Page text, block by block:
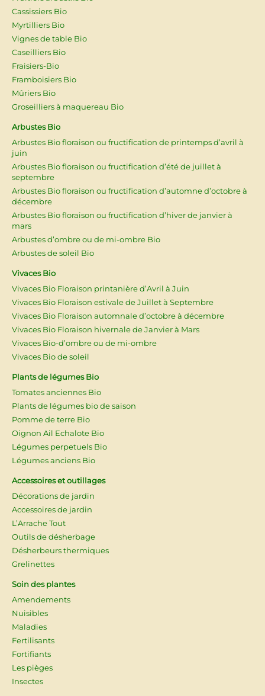
Cassissiers Bio
Myrtilliers Bio
Vignes de table Bio
Caseilliers Bio
Fraisiers-Bio
Framboisiers Bio
Mûriers Bio
Groseilliers à maquereau Bio
Arbustes Bio
Arbustes Bio floraison ou fructification de printemps d’avril à
juin
Arbustes Bio floraison ou fructification d’été de juillet à
septembre
Arbustes Bio floraison ou fructification d’automne d’octobre à
décembre
Arbustes Bio floraison ou fructification d’hiver de janvier à
mars
Arbustes d’ombre ou de mi-ombre Bio
Arbustes de soleil Bio
Vivaces Bio
Vivaces Bio Floraison printanière d’Avril à Juin
Vivaces Bio Floraison estivale de Juillet à Septembre
Vivaces Bio Floraison automnale d’octobre à décembre
Vivaces Bio Floraison hivernale de Janvier à Mars
Vivaces Bio-d’ombre ou de mi-ombre
Vivaces Bio de soleil
Plants de légumes Bio
Tomates anciennes Bio
Plants de légumes bio de saison
Pomme de terre Bio
Oignon Ail Echalote Bio
Légumes perpetuels Bio
Légumes anciens Bio
Accessoires et outillages
Décorations de jardin
Accessoires de jardin
L’Arrache Tout
Outils de désherbage
Désherbeurs thermiques
Grelinettes
Soin des plantes
Amendements
Nuisibles
Maladies
Fertilisants
Fortifiants
Les pièges
Insectes